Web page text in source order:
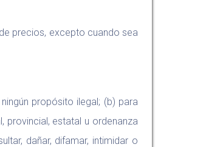
precios, excepto cuando sea
propósito ilegal; (b) para
provincial, estatal u ordenanza
dañar, difamar, intimidar o